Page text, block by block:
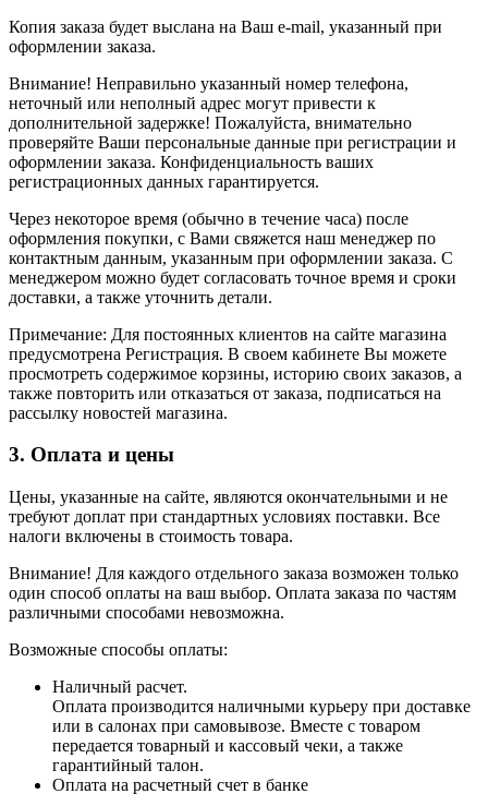
Копия заказа будет выслана на Ваш e-mail, указанный при
оформлении заказа.
Внимание! Неправильно указанный номер телефона,
неточный или неполный адрес могут привести к
дополнительной задержке! Пожалуйста, внимательно
проверяйте Ваши персональные данные при регистрации и
оформлении заказа. Конфиденциальность ваших
регистрационных данных гарантируется.
Через некоторое время (обычно в течение часа) после
оформления покупки, с Вами свяжется наш менеджер по
контактным данным, указанным при оформлении заказа. С
менеджером можно будет согласовать точное время и сроки
доставки, а также уточнить детали.
Примечание: Для постоянных клиентов на сайте магазина
предусмотрена Регистрация. В своем кабинете Вы можете
просмотреть содержимое корзины, историю своих заказов, а
также повторить или отказаться от заказа, подписаться на
рассылку новостей магазина.
3. Оплата и цены
Цены, указанные на сайте, являются окончательными и не
требуют доплат при стандартных условиях поставки. Все
налоги включены в стоимость товара.
Внимание! Для каждого отдельного заказа возможен только
один способ оплаты на ваш выбор. Оплата заказа по частям
различными способами невозможна.
Возможные способы оплаты:
Наличный расчет.
Оплата производится наличными курьеру при доставке
или в салонах при самовывозе. Вместе с товаром
передается товарный и кассовый чеки, а также
гарантийный талон.
Оплата на расчетный счет в банке